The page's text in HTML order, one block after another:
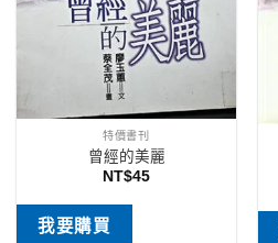
特價書刊
曾經的美麗
NT$45
我要購買